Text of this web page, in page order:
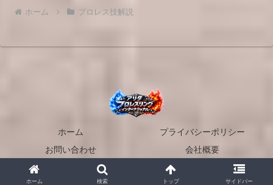
ホーム プロレス技解説
ホーム
プライバシーポリシー
お問い合わせ
会社概要
© 2026 アリタプロレスリングインターナショナル.
ホーム 検索 トップ サイドバー